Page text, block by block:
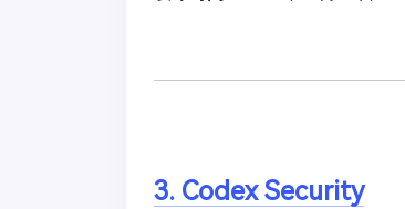
3. Codex Security